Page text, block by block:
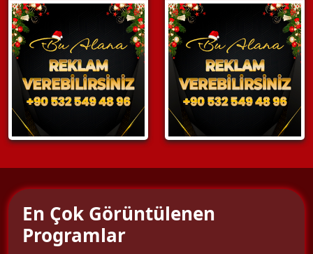
En Çok Görüntülenen
Programlar